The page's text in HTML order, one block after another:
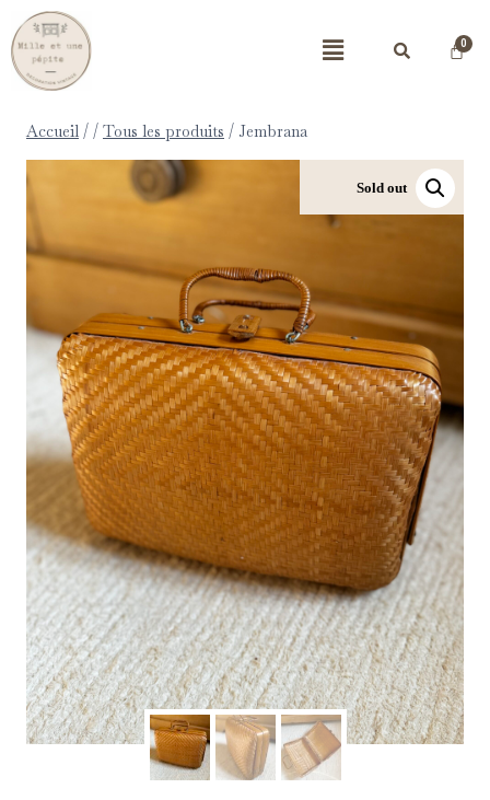
Accueil / / Tous les produits / Jembrana
Sold out